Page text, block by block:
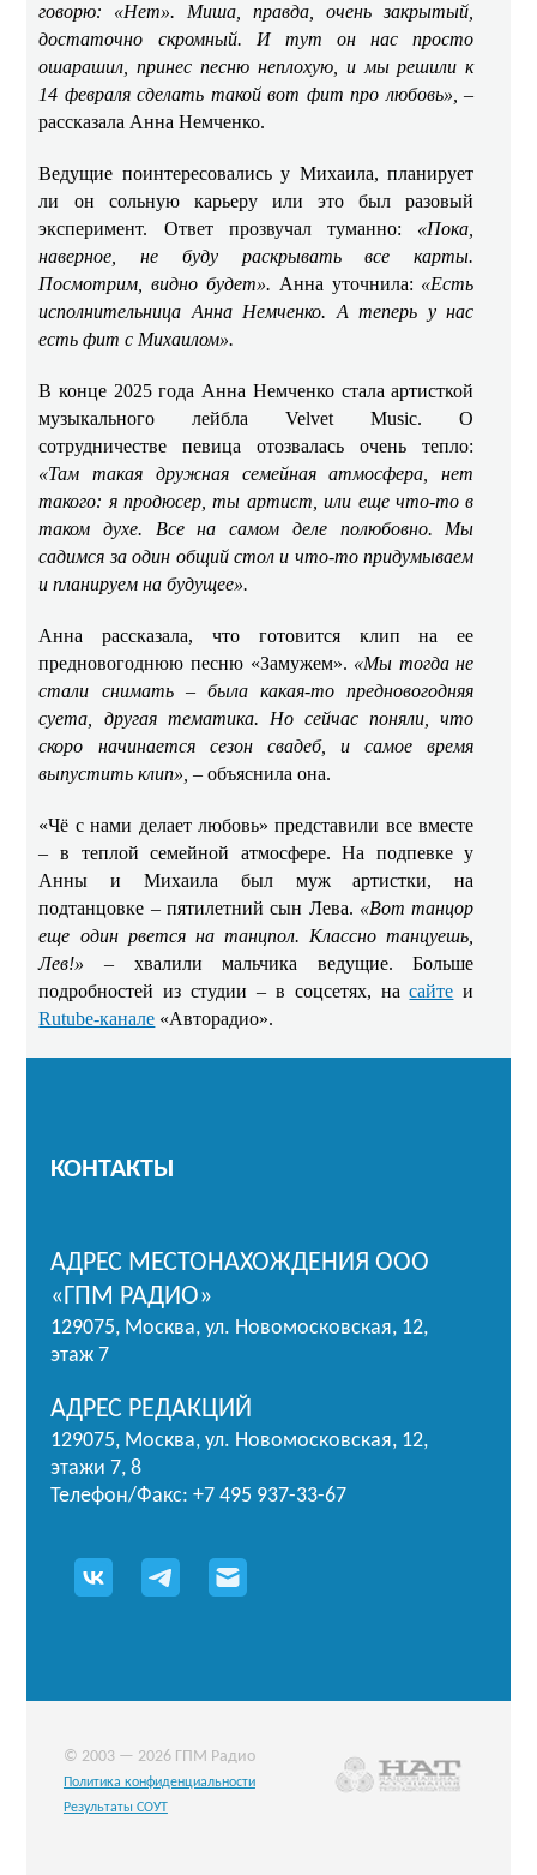
говорю: «Нет». Миша, правда, очень закрытый,
достаточно скромный. И тут он нас просто
ошарашил, принес песню неплохую, и мы решили к
14 февраля сделать такой вот фит про любовь»,–
рассказала Анна Немченко.
Ведущие поинтересовались у Михаила, планирует
ли он сольную карьеру или это был разовый
эксперимент. Ответ прозвучал туманно: «Пока,
наверное, не буду раскрывать все карты.
Посмотрим, видно будет». Анна уточнила: «Есть
исполнительница Анна Немченко. А теперь у нас
есть фит с Михаилом».
В конце 2025 года Анна Немченко стала артисткой
музыкального лейбла Velvet Music. О
сотрудничестве певица отозвалась очень тепло:
«Там такая дружная семейная атмосфера, нет
такого: я продюсер, ты артист, или еще что-то в
таком духе. Все на самом деле полюбовно. Мы
садимся за один общий стол и что-то придумываем
и планируем на будущее».
Анна рассказала, что готовится клип на ее
предновогоднюю песню «Замужем». «Мы тогда не
стали снимать – была какая-то предновогодняя
суета, другая тематика. Но сейчас поняли, что
скоро начинается сезон свадеб, и самое время
выпустить клип», –объяснила она.
«Чё с нами делает любовь» представили все вместе
– в теплой семейной атмосфере. На подпевке у
Анны и Михаила был муж артистки, на
подтанцовке – пятилетний сын Лева. «Вот танцор
еще один рвется на танцпол. Классно танцуешь,
Лев!» – хвалили мальчика ведущие. Больше
подробностей из студии – в соцсетях, насайте и
Rutube-канале «Авторадио».
КОНТАКТЫ
АДРЕС МЕСТОНАХОЖДЕНИЯ ООО
«ГПМ РАДИО»
129075, Москва, ул. Новомосковская, 12,
этаж 7
АДРЕС РЕДАКЦИЙ
129075, Москва, ул. Новомосковская, 12,
этажи 7, 8
Телефон/Факс: +7 495 937-33-67
© 2003 — 2026 ГПМ Радио
Политика конфиденциальности
Результаты СОУТ